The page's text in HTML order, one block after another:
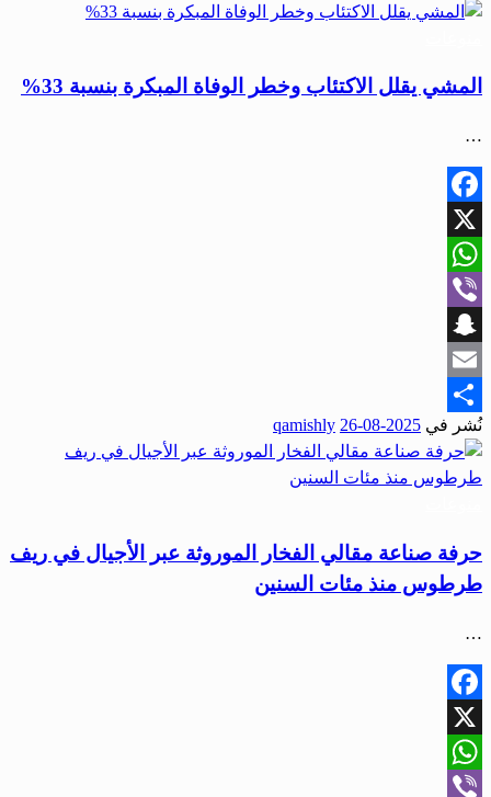
المشي يقلل الاكتئاب وخطر الوفاة المبكرة بنسبة 33%
…
Facebook
X
WhatsApp
Viber
Snapchat
Email
Share
نُشر في 2025-08-26
qamishly
حرفة صناعة مقالي الفخار الموروثة عبر الأجيال في ريف
طرطوس منذ مئات السنين
…
Facebook
X
WhatsApp